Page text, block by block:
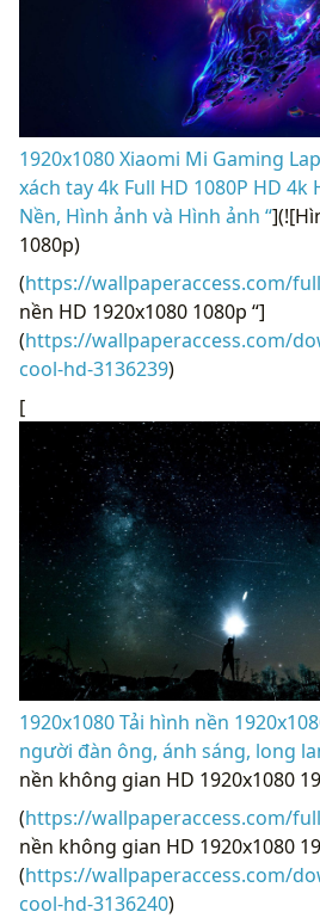
1920x1080 Xiaomi Mi Gaming
xách tay 4k Full HD 1080P HD
Nền, Hình ảnh và Hình ảnh “
1080p)
(https://wallpaperaccess.com/
nền HD 1920x1080 1080p “]
(https://wallpaperaccess.com/
cool-hd-3136239)
[
1920x1080 Tải hình nền
người đàn ông, ánh sáng, long
nền không gian HD 1920x1080
(https://wallpaperaccess.com/
nền không gian HD 1920x1080
(https://wallpaperaccess.com/
cool-hd-3136240)